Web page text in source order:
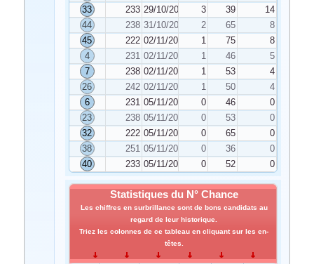
33
233 29/10/2022 3 39
14
44
238 31/10/2022 2 65
8
45
222 02/11/2022 1 75
8
4
231 02/11/2022 1 46
5
7
238 02/11/2022 1 53
4
26
242 02/11/2022 1 50
4
6
231 05/11/2022 0 46
0
23
238 05/11/2022 0 53
0
32
222 05/11/2022 0 65
0
38
251 05/11/2022 0 36
0
40
233 05/11/2022 0 52 0
Statistiques du N° Chance
Les chiffres en surbrillance sont de bons candidats au
regard de leur historique.
Triez les colonnes de ce tableau en cliquant sur les en-
têtes.